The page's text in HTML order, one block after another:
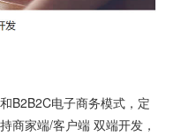
B2B2C电子商务模式，定
商家端/客户端 双端开发，